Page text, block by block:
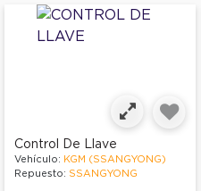
Control De Llave
Vehículo: KGM (SSANGYONG)
Repuesto: SSANGYONG